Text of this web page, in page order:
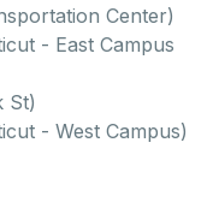
Center)
- East Campus
St)
- West Campus)